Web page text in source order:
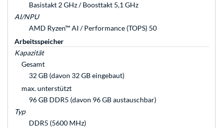
Basistakt 2 GHz / Boosttakt 5,1 GHz
AI/NPU
AMD Ryzen™ AI / Performance (TOPS) 50
Arbeitsspeicher
Kapazität
Gesamt
32 GB (davon 32 GB eingebaut)
max. unterstützt
96 GB DDR5 (davon 96 GB austauschbar)
Typ
DDR5 (5600 MHz)